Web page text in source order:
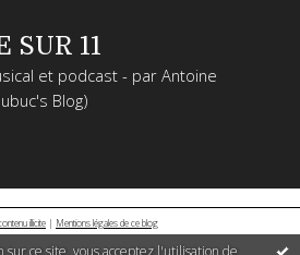
ce site, vous acceptez l'utilisation de
SUR 11
et podcast - par Antoine
Blog)
illicite | Mentions légales de ce blog